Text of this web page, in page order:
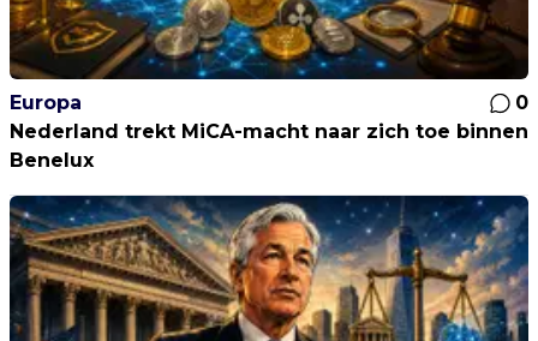
Europa
0
Nederland trekt MiCA-macht naar zich toe binnen
Benelux